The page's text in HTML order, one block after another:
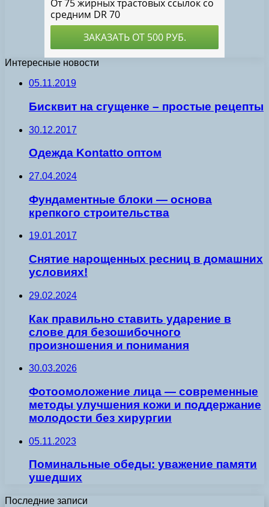
Интересные новости
05.11.2019
Бисквит на сгущенке – простые рецепты
30.12.2017
Одежда Kontatto оптом
27.04.2024
Фундаментные блоки — основа
крепкого строительства
19.01.2017
Снятие нарощенных ресниц в домашних
условиях!
29.02.2024
Как правильно ставить ударение в
слове для безошибочного
произношения и понимания
30.03.2026
Фотоомоложение лица — современные
методы улучшения кожи и поддержание
молодости без хирургии
05.11.2023
Поминальные обеды: уважение памяти
ушедших
Последние записи